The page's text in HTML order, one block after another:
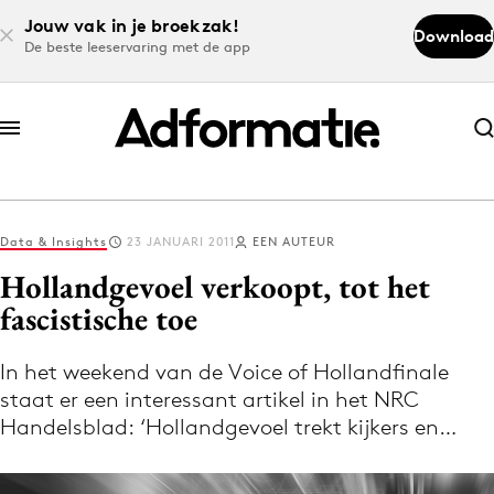
Jouw vak in je broekzak!
De beste leeservaring met de app
Download
Abonneer nu
Abonneer nu
Log in
Volg het laatste nieuws via de Adformatie
Nieuws app
Data & Insights 23 JANUARI 2011 EEN AUTEUR
Hollandgevoel verkoopt, tot het
fascistische toe
In het weekend van de Voice of Hollandfinale
staat er een interessant artikel in het NRC
Handelsblad: ‘Hollandgevoel trekt kijkers en…